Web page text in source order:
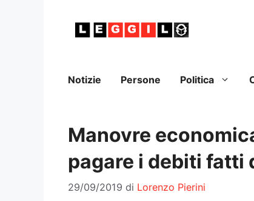
Notizie Persone Politica
Manovre
pagare i debiti fatti
29/09/2019 di Lorenzo Pierini